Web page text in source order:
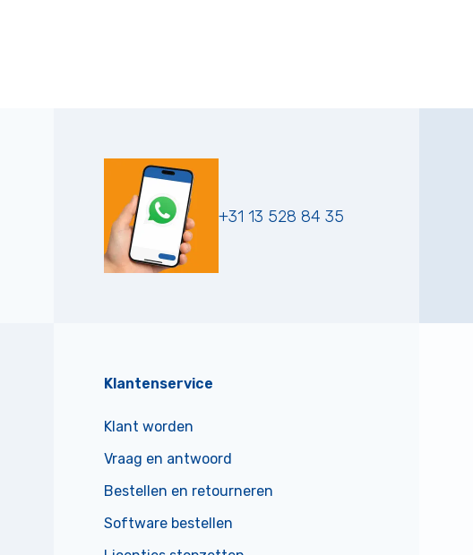
+31 13 528 84 35
Klantenservice
Klant worden
Vraag en antwoord
Bestellen en retourneren
Software bestellen